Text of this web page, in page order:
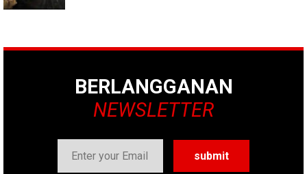
BERLANGGANAN
NEWSLETTER